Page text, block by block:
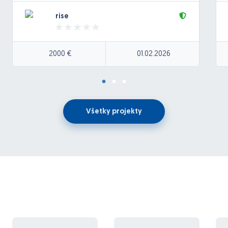
Vue.js 3 Composition API
Three.js
WebGL/WebGL 2.0
rise
2000 € 01.02.2026
Všetky projekty